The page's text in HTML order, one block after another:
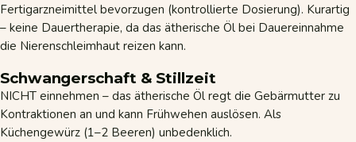
Fertigarzneimittel bevorzugen (kontrollierte Dosierung). Kurartig
– keine Dauertherapie, da das ätherische Öl bei Dauereinnahme
die Nierenschleimhaut reizen kann.
Schwangerschaft & Stillzeit
NICHT einnehmen – das ätherische Öl regt die Gebärmutter zu
Kontraktionen an und kann Frühwehen auslösen. Als
Küchengewürz (1–2 Beeren) unbedenklich.